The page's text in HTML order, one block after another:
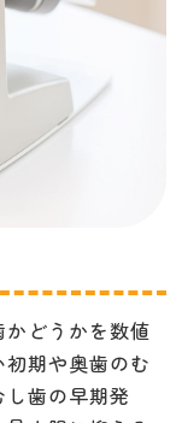
どうかを数値
期や奥歯のむ
歯の早期発